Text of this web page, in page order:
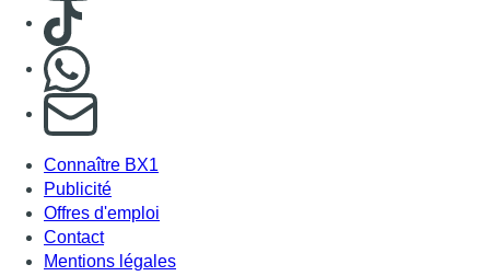
Consulter TikTok
S'abonner à notre newsletter
Connaître BX1
Publicité
Offres d'emploi
Contact
Mentions légales